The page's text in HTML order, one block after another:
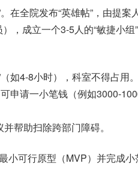
全院发布“英雄帖”，由提案
成立一个3-5人的“敏捷小组”
4-8小时），科室不得占用。
申请一小笔钱（例如3000-
帮助扫除跨部门障碍。
可行原型（MVP）并完成小